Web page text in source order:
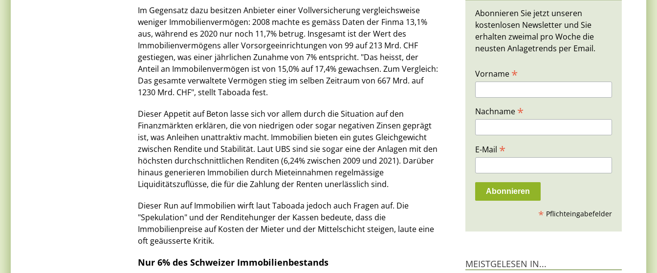
Im Gegensatz dazu besitzen Anbieter einer Vollversicherung vergleichsweise
weniger Immobilienvermögen: 2008 machte es gemäss Daten der Finma 13,1%
aus, während es 2020 nur noch 11,7% betrug. Insgesamt ist der Wert des
Immobilienvermögens aller Vorsorgeeinrichtungen von 99 auf 213 Mrd. CHF
gestiegen, was einer jährlichen Zunahme von 7% entspricht. "Das heisst, der
Anteil an Immobilenvermögen ist von 15,0% auf 17,4% gewachsen. Zum Vergleich:
Das gesamte verwaltete Vermögen stieg im selben Zeitraum von 667 Mrd. auf
1230 Mrd. CHF", stellt Taboada fest.
Dieser Appetit auf Beton lasse sich vor allem durch die Situation auf den
Finanzmärkten erklären, die von niedrigen oder sogar negativen Zinsen geprägt
ist, was Anleihen unattraktiv macht. Immobilien bieten ein gutes Gleichgewicht
zwischen Rendite und Stabilität. Laut UBS sind sie sogar eine der Anlagen mit den
höchsten durchschnittlichen Renditen (6,24% zwischen 2009 und 2021). Darüber
hinaus generieren Immobilien durch Mieteinnahmen regelmässige
Liquiditätszuflüsse, die für die Zahlung der Renten unerlässlich sind.
Dieser Run auf Immobilien wirft laut Taboada jedoch auch Fragen auf. Die
"Spekulation" und der Renditehunger der Kassen bedeute, dass die
Immobilienpreise auf Kosten der Mieter und der Mittelschicht steigen, laute eine
oft geäusserte Kritik.
Nur 6% des Schweizer Immobilienbestands
Abonnieren Sie jetzt unseren
kostenlosen Newsletter und Sie
erhalten zweimal pro Woche die
neusten Anlagetrends per Email.
Vorname *
Nachname *
E-Mail *
* Pflichteingabefelder
MEISTGELESEN IN...